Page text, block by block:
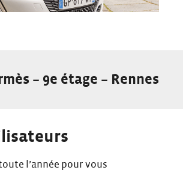
– 9e étage – Rennes
l’année pour vous